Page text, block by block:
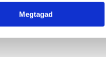
Megtagad